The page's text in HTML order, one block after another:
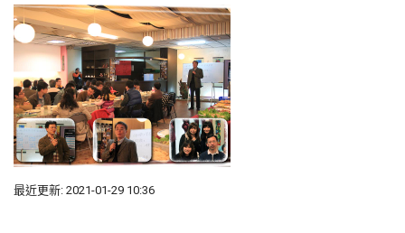
最近更新: 2021-01-29 10:36